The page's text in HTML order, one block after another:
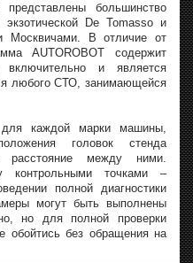
большинство
De Tomasso и
Москвичами. В отличие от
AUTOROBOT содержит
и является
любого СТО, занимающейся
для каждой марки машины,
головок стенда
расстояние между ними.
контрольными точками –
полной диагностики
могут быть выполнены
но для полной проверки
обойтись без обращения на